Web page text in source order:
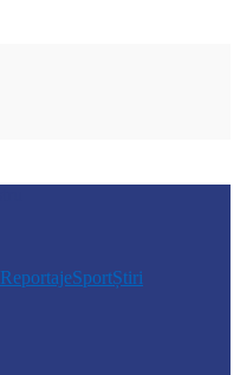
ReportajeSportȘtiri